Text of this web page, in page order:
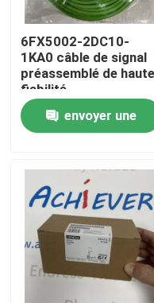
À la maison
Produits
À propos de nous
Visite de l'usine
Nous contacter
6FX5002-2DC10-
1KA0 câble de signal
préassemblé de haute
fiabilité
envoyer une